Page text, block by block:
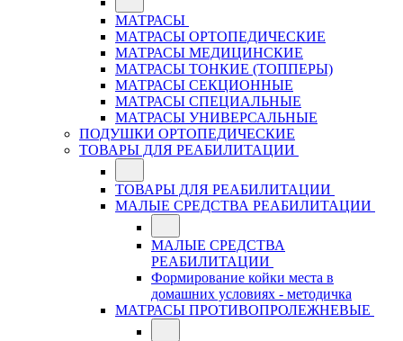
МАТРАСЫ
МАТРАСЫ ОРТОПЕДИЧЕСКИЕ
МАТРАСЫ МЕДИЦИНСКИЕ
МАТРАСЫ ТОНКИЕ (ТОППЕРЫ)
МАТРАСЫ СЕКЦИОННЫЕ
МАТРАСЫ СПЕЦИАЛЬНЫЕ
МАТРАСЫ УНИВЕРСАЛЬНЫЕ
ПОДУШКИ ОРТОПЕДИЧЕСКИЕ
ТОВАРЫ ДЛЯ РЕАБИЛИТАЦИИ
ТОВАРЫ ДЛЯ РЕАБИЛИТАЦИИ
МАЛЫЕ СРЕДСТВА РЕАБИЛИТАЦИИ
МАЛЫЕ СРЕДСТВА
РЕАБИЛИТАЦИИ
Формирование койки места в
домашних условиях - методичка
МАТРАСЫ ПРОТИВОПРОЛЕЖНЕВЫЕ